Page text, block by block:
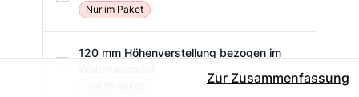
Nur im Paket
120 mm Höhenverstellung bezogen im
Zur Zusammenfassung